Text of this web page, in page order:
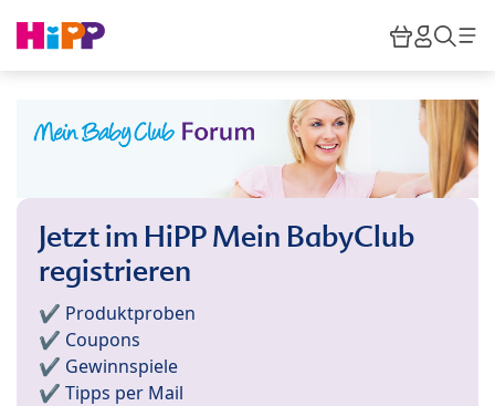
HiPP
Jetzt im HiPP Mein BabyClub
registrieren
✔️ Produktproben
✔️ Coupons
✔️ Gewinnspiele
✔️ Tipps per Mail